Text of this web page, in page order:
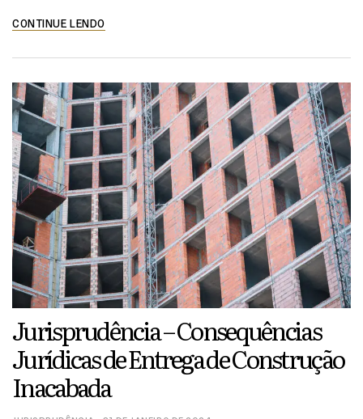
Registro: 2021.0000097041 ACÓRDÃO Vistos,
relatados e discutidos estes autos de Apelação Cível
Piracicaba, em que é apelante/apelado ALESSANDRO
BENTO DA SILVA (JUSTIÇA GRATUITA), são
apelados/apelantes […]
CONTINUE LENDO
Jurisprudência – Consequências
Jurídicas de Entrega de Construção
Inacabada